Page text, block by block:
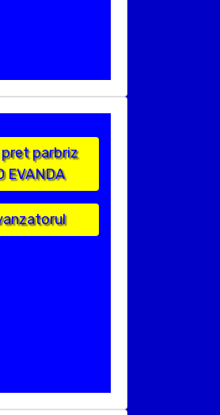
parbriz
EVANDA